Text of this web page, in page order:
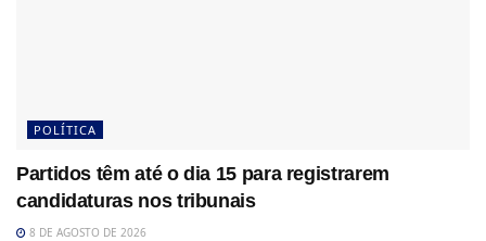
POLÍTICA
Partidos têm até o dia 15 para registrarem
candidaturas nos tribunais
8 DE AGOSTO DE 2026